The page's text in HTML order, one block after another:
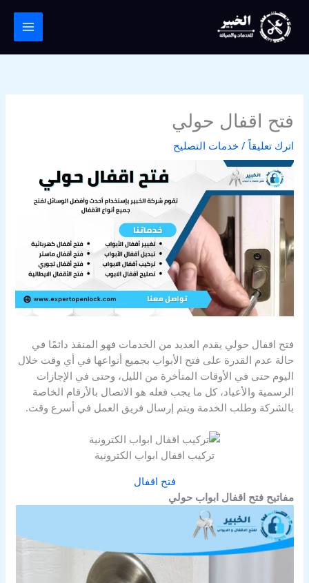
المحتوى
فتح اقفال حولي
اترك تعليقاً /خدمات التصليح
فتح اقفال حولي يقدم العديد من الخدمات فهو المنقذ دائمًا في
حالة عدم القدرة على فتح الأبواب بجميع أنواعها في أي وقت خلال
اليوم حتى في الأوقات المتأخرة من الليل، وحتى في الإجازات
الرسمية والأعياد، كل ما يجب فعله هو الاتصال بالأرقام الخاصة
بالشركة وطلب الخدمة ويتم إرسال فريق العمل في أسرع وقت.
تركيب اقفال ابواب الكترونية
فتح اقفال
مفاتيح فتح اقفال ابواب حولي